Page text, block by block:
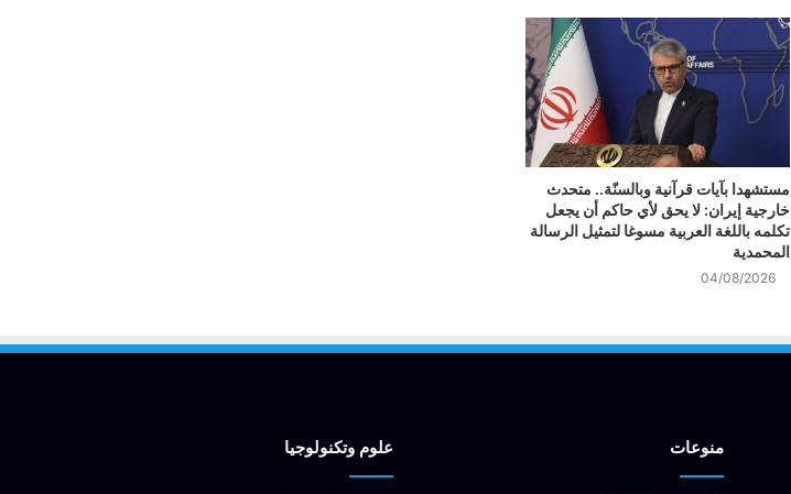
مستشهدا بآيات قرآنية وبالسنّة.. متحدث
خارجية إيران: لا يحق لأي حاكم أن يجعل
تكلمه باللغة العربية مسوغا لتمثيل الرسالة
المحمدية
04/08/2026
منوعات علوم وتكنولوجيا